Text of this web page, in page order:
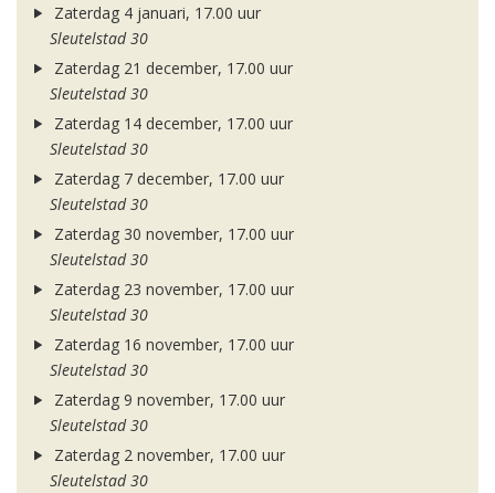
Zaterdag 4 januari, 17.00 uur
Sleutelstad 30
Zaterdag 21 december, 17.00 uur
Sleutelstad 30
Zaterdag 14 december, 17.00 uur
Sleutelstad 30
Zaterdag 7 december, 17.00 uur
Sleutelstad 30
Zaterdag 30 november, 17.00 uur
Sleutelstad 30
Zaterdag 23 november, 17.00 uur
Sleutelstad 30
Zaterdag 16 november, 17.00 uur
Sleutelstad 30
Zaterdag 9 november, 17.00 uur
Sleutelstad 30
Zaterdag 2 november, 17.00 uur
Sleutelstad 30